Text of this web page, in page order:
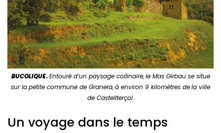
BUCOLIQUE. Entouré d’un paysage collinaire, le Mas Girbau se situe
sur lapetite commune de Granera,à environ 9 kilomètres dela ville
de Castellterçol.
Un voyage dans le temps